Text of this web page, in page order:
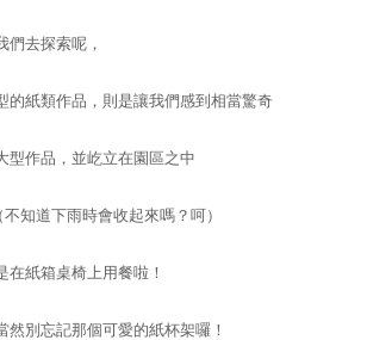
們去探索呢，
的紙類作品，則是讓我們感到相當驚奇
型作品，並屹立在園區之中
知道下雨時會收起來嗎？呵）
紙箱桌椅上用餐啦！
別忘記那個可愛的紙杯架囉！